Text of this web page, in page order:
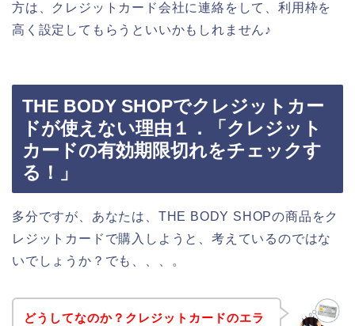
方は、クレジットカード会社に連絡をして、利用枠を
高く設定してもらうといいかもしれません♪
THE BODY SHOPでクレジットカー
ドが使えない理由１．「クレジット
カードの有効期限切れをチェックす
る！」
多分ですが、あなたは、THE BODY SHOPの商品をク
レジットカードで購入しようと、考えているのではな
いでしょうか？でも、、、。
どうしてなのか？クレジットカードのエラ